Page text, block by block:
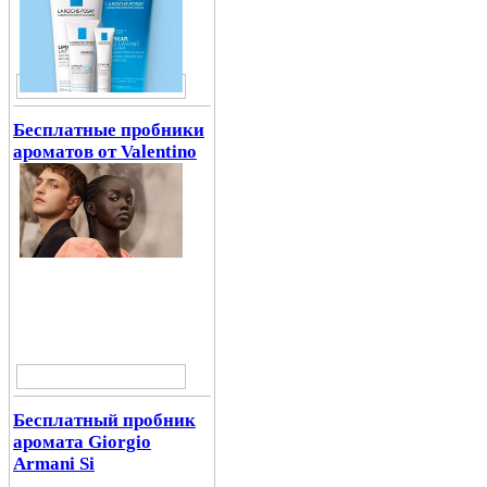
Бесплатные пробники
ароматов от Valentino
Бесплатный пробник
аромата Giorgio
Armani Si